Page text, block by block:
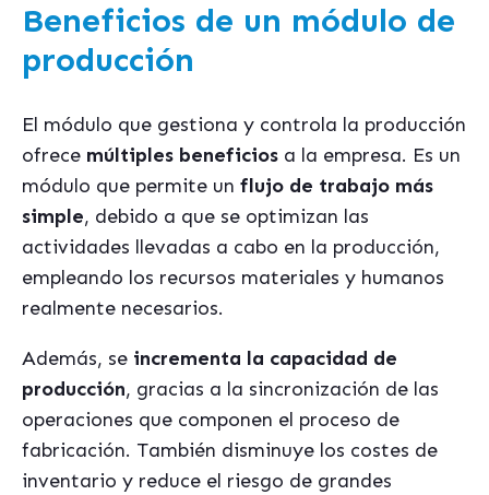
Beneficios de un módulo de
producción
El módulo que gestiona y controla la producción
ofrece múltiples beneficios a la empresa. Es un
módulo que permite un flujo de trabajo más
simple, debido a que se optimizan las
actividades llevadas a cabo en la producción,
empleando los recursos materiales y humanos
realmente necesarios.
Además, se incrementa la capacidad de
producción, gracias a la sincronización de las
operaciones que componen el proceso de
fabricación. También disminuye los costes de
inventario y reduce el riesgo de grandes